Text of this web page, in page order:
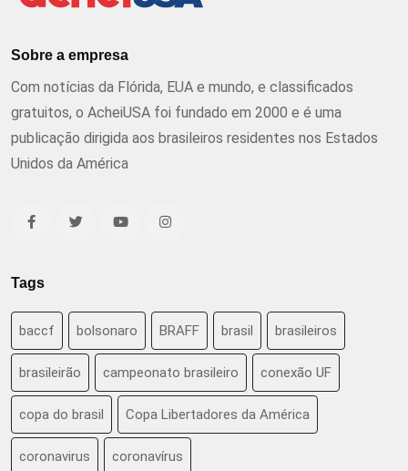
Sobre a empresa
Com notícias da Flórida, EUA e mundo, e classificados
gratuitos, o AcheiUSA foi fundado em 2000 e é uma
publicação dirigida aos brasileiros residentes nos Estados
Unidos da América
Tags
baccf bolsonaro BRAFF brasil brasileiros
brasileirão campeonato brasileiro conexão UF
copa do brasil Copa Libertadores da América
coronavirus coronavírus